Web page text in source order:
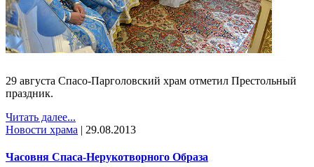
29 августа Спасо-Парголовский храм отметил Престольный
праздник.
Читать далее...
Новости храма | 29.08.2013
Часовня Спаса-Нерукотворного Образа